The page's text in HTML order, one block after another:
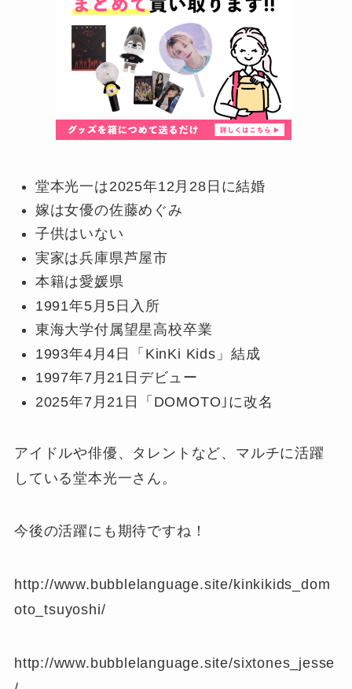
堂本光一は2025年12月28日に結婚
嫁は女優の佐藤めぐみ
子供はいない
実家は兵庫県芦屋市
本籍は愛媛県
1991年5月5日入所
東海大学付属望星高校卒業
1993年4月4日「KinKi Kids」結成
1997年7月21日デビュー
2025年7月21日「DOMOTO｣に改名
アイドルや俳優、タレントなど、マルチに活躍
している堂本光一さん。
今後の活躍にも期待ですね！
http://www.bubblelanguage.site/kinkikids_dom
oto_tsuyoshi/
http://www.bubblelanguage.site/sixtones_jesse